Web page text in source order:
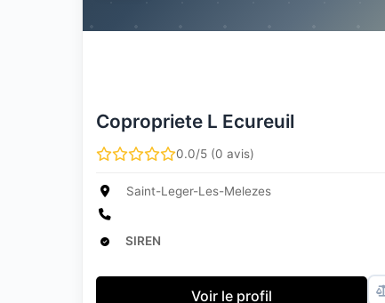
Copropriete L Ecureuil
0.0/5 (0 avis)
Saint-Leger-Les-Melezes
SIREN
Voir le profil